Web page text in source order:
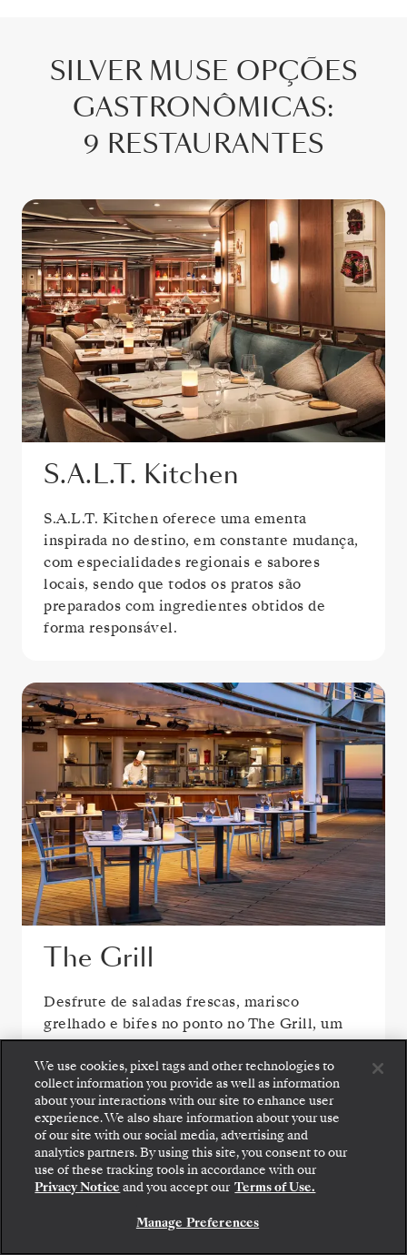
SILVER MUSE OPÇÕES
GASTRONÔMICAS:
9 RESTAURANTES
S.A.L.T. Kitchen
S.A.L.T. Kitchen oferece uma ementa
inspirada no destino, em constante mudança,
com especialidades regionais e sabores
locais, sendo que todos os pratos são
preparados com ingredientes obtidos de
forma responsável.
The Grill
Desfrute de saladas frescas, marisco
grelhado e bifes no ponto no The Grill, um
favorito junto à piscina.
VER TODAS AS OPÇÕES DE REFEIÇÃO
ÁREAS PÚBLICAS
We use cookies, pixel tags and other technologies to
collect information you provide as well as information
about your interactions with our site to enhance user
experience. We also share information about your use
of our site with our social media, advertising and
analytics partners. By using this site, you consent to our
use of these tracking tools in accordance with our
Privacy Notice and you accept our Terms of Use.
Manage Preferences